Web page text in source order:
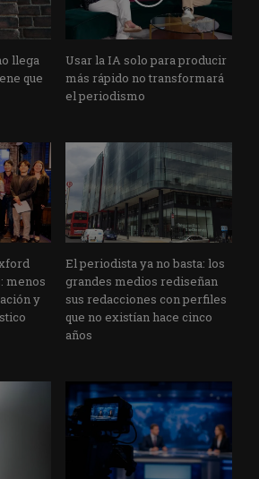
llega
que
Usar la IA solo para producir
más rápido no transformará
el periodismo
menos
y
El periodista ya no basta: los
grandes medios rediseñan
sus redacciones con perfiles
que no existían hace cinco
años